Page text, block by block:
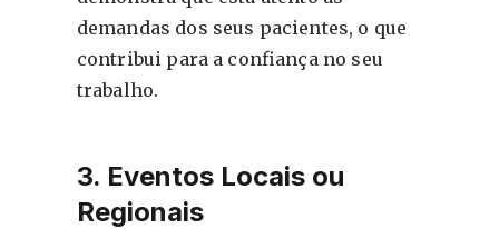
demandas dos seus pacientes, o que
contribui para a confiança no seu
trabalho.
3. Eventos Locais ou
Regionais